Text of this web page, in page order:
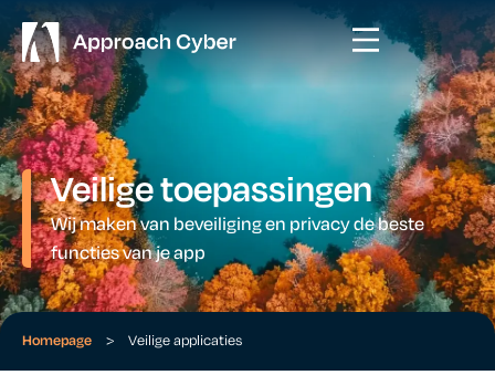
Veilige toepassingen
Wij maken van beveiliging en privacy de beste
functies van je app
Homepage > Veilige applicaties